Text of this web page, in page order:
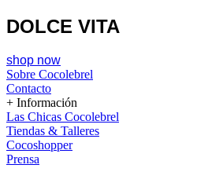
DOLCE VITA
shop now
Sobre Cocolebrel
Contacto
+ Información
Las Chicas Cocolebrel
Tiendas & Talleres
Cocoshopper
Prensa